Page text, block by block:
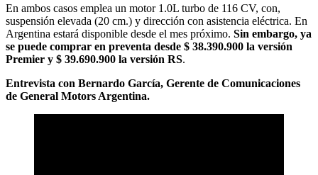
En ambos casos emplea un motor 1.0L turbo de 116 CV, con,
suspensión elevada (20 cm.) y dirección con asistencia eléctrica. En
Argentina estará disponible desde el mes próximo. Sin embargo, ya
se puede comprar en preventa desde $ 38.390.900 la versión
Premier y $ 39.690.900 la versión RS.
Entrevista con Bernardo García, Gerente de Comunicaciones
de General Motors Argentina.